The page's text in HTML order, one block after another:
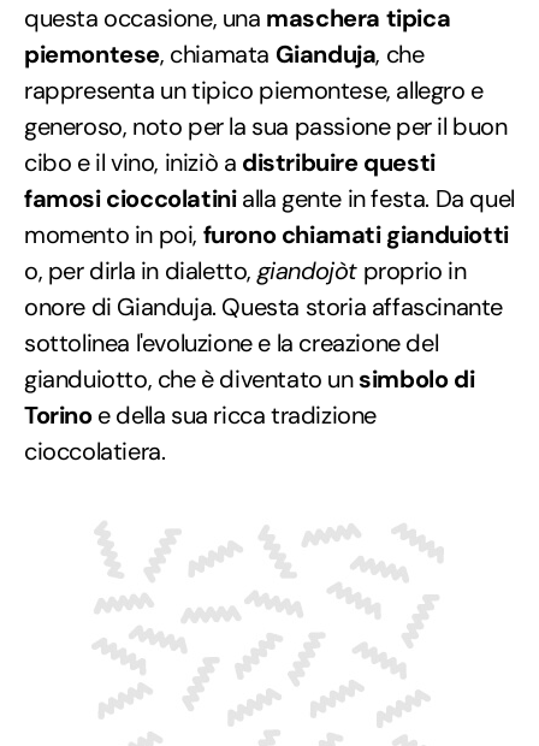
questa occasione, una maschera tipica
piemontese, chiamata Gianduja, che
rappresenta un tipico piemontese, allegro e
generoso, noto per la sua passione per il buon
cibo e il vino, iniziò a distribuire questi
famosi cioccolatinialla gente in festa. Da quel
momento in poi, furono chiamati gianduiotti
o, per dirla in dialetto, giandojòt proprio in
onore di Gianduja. Questa storia affascinante
sottolinea l'evoluzione e la creazione del
gianduiotto, che è diventato unsimbolo di
Torinoe della sua ricca tradizione
cioccolatiera.